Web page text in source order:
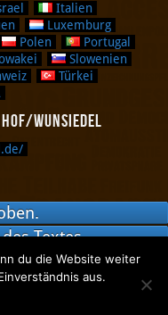
Italien
Luxemburg
Polen
Portugal
Slowenien
Türkei
Wunsiedel
Textes.
du die Website weiter
aus.